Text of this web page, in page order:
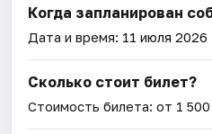
Когда запланирован
Дата и время: 11 июля 2026
Сколько стоит билет?
Стоимость билета: от 1